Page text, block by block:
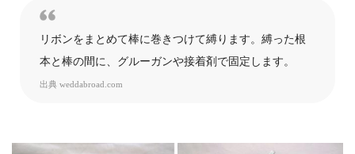
リボンをまとめて棒に巻きつけて縛ります。縛った根
本と棒の間に、グルーガンや接着剤で固定します。
出典 weddabroad.com